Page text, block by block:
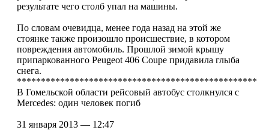
результате чего столб упал на машины.
По словам очевидца, менее года назад на этой же
стоянке также произошло происшествие, в котором
повреждения автомобиль. Прошлой зимой крышу
припаркованного Peugeot 406 Coupe придавила глыба
снега.
**************************************************
В Гомельской области рейсовый автобус столкнулся с
Mercedes: один человек погиб
31 января 2013 — 12:47